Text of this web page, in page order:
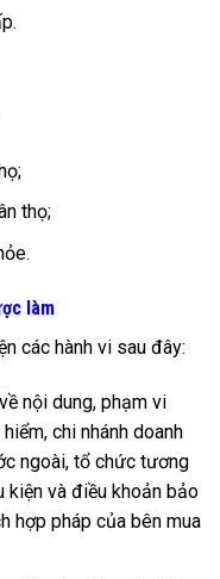
thọ;
làm
các hành vi sau đây:
nội dung, phạm vi
chi nhánh doanh
ngoài, tổ chức tương
kiện và điều khoản bảo
hợp pháp của bên mua